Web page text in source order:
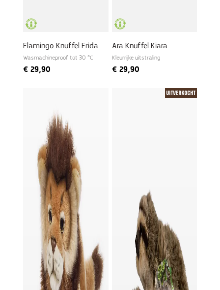
Flamingo Knuffel Frida
Wasmachineproof tot 30 °C
€ 29,90
Ara Knuffel Kiara
Kleurrijke uitstraling
€29,90
Uitverkocht